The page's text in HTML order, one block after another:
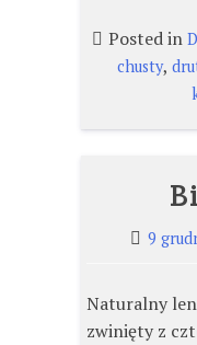
Posted in
chusty,
9
Naturalny
zwinięty z